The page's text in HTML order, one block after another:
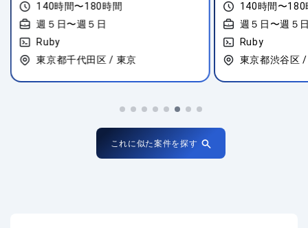
140時間〜180時間
週５日〜週５日
Ruby
東京都千代田区 / 東京
140時間〜180
週５日〜週５
Ruby
東京都渋谷区
これに似た案件を探す